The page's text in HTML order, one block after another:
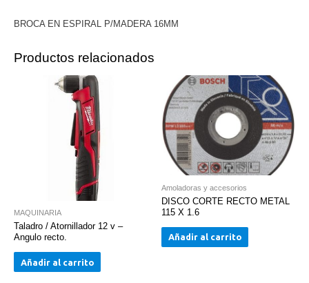
BROCA EN ESPIRAL P/MADERA 16MM
Productos relacionados
MAQUINARIA
Taladro / Atornillador 12 v –
Angulo recto.
Añadir al carrito
Amoladoras y accesorios
DISCO CORTE RECTO METAL
115 X 1.6
Añadir al carrito